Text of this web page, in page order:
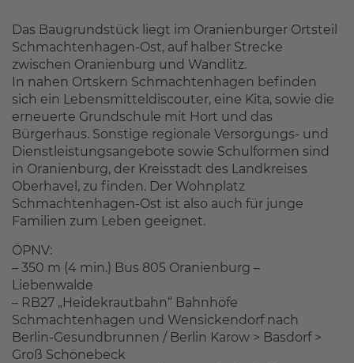
Das Baugrundstück liegt im Oranienburger Ortsteil
Schmachtenhagen-Ost, auf halber Strecke
zwischen Oranienburg und Wandlitz.
In nahen Ortskern Schmachtenhagen befinden
sich ein Lebensmitteldiscouter, eine Kita, sowie die
erneuerte Grundschule mit Hort und das
Bürgerhaus. Sonstige regionale Versorgungs- und
Dienstleistungsangebote sowie Schulformen sind
in Oranienburg, der Kreisstadt des Landkreises
Oberhavel, zu finden. Der Wohnplatz
Schmachtenhagen-Ost ist also auch für junge
Familien zum Leben geeignet.
ÖPNV:
– 350 m (4 min.) Bus 805 Oranienburg –
Liebenwalde
– RB27 „Heidekrautbahn“ Bahnhöfe
Schmachtenhagen und Wensickendorf nach
Berlin-Gesundbrunnen / Berlin Karow > Basdorf >
Groß Schönebeck